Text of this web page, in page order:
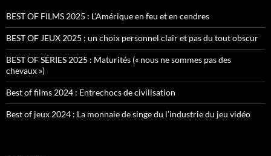
BEST OF FILMS 2025 : L’Amérique en feu et en cendres
BEST OF JEUX 2025 : un choix personnel clair et pas du tout obscur
BEST OF SÉRIES 2025 : Maturités (« nous ne sommes pas des
chevaux »)
Best of films 2024 : Entrechocs de civilisation
Best of jeux 2024 : La monnaie de singe du l’industrie du jeu vidéo